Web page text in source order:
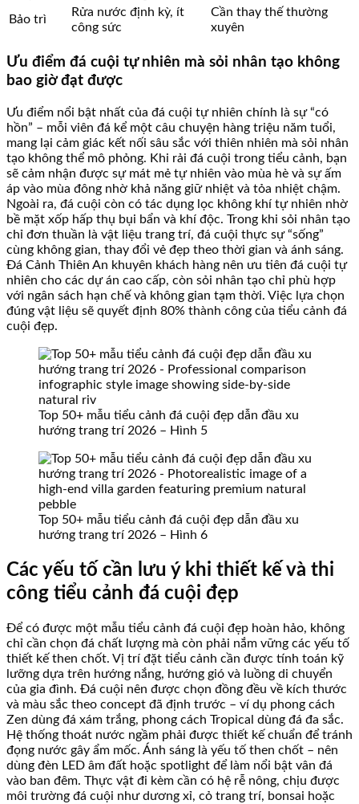
Bảo trì
Rửa nước định kỳ, ít
công sức
Cần thay thế thường
xuyên
Ưu điểm đá cuội tự nhiên mà sỏi nhân tạo không
bao giờ đạt được
Ưu điểm nổi bật nhất của đá cuội tự nhiên chính là sự “có
hồn” – mỗi viên đá kể một câu chuyện hàng triệu năm tuổi,
mang lại cảm giác kết nối sâu sắc với thiên nhiên mà sỏi nhân
tạo không thể mô phỏng. Khi rải đá cuội trong tiểu cảnh, bạn
sẽ cảm nhận được sự mát mẻ tự nhiên vào mùa hè và sự ấm
áp vào mùa đông nhờ khả năng giữ nhiệt và tỏa nhiệt chậm.
Ngoài ra, đá cuội còn có tác dụng lọc không khí tự nhiên nhờ
bề mặt xốp hấp thụ bụi bẩn và khí độc. Trong khi sỏi nhân tạo
chỉ đơn thuần là vật liệu trang trí, đá cuội thực sự “sống”
cùng không gian, thay đổi vẻ đẹp theo thời gian và ánh sáng.
Đá Cảnh Thiên An khuyên khách hàng nên ưu tiên đá cuội tự
nhiên cho các dự án cao cấp, còn sỏi nhân tạo chỉ phù hợp
với ngân sách hạn chế và không gian tạm thời. Việc lựa chọn
đúng vật liệu sẽ quyết định 80% thành công của tiểu cảnh đá
cuội đẹp.
Top 50+ mẫu tiểu cảnh đá cuội đẹp dẫn đầu xu
hướng trang trí 2026 – Hình 5
Top 50+ mẫu tiểu cảnh đá cuội đẹp dẫn đầu xu
hướng trang trí 2026 – Hình 6
Các yếu tố cần lưu ý khi thiết kế và thi
công tiểu cảnh đá cuội đẹp
Để có được một mẫu tiểu cảnh đá cuội đẹp hoàn hảo, không
chỉ cần chọn đá chất lượng mà còn phải nắm vững các yếu tố
thiết kế then chốt. Vị trí đặt tiểu cảnh cần được tính toán kỹ
lưỡng dựa trên hướng nắng, hướng gió và luồng di chuyển
của gia đình. Đá cuội nên được chọn đồng đều về kích thước
và màu sắc theo concept đã định trước – ví dụ phong cách
Zen dùng đá xám trắng, phong cách Tropical dùng đá đa sắc.
Hệ thống thoát nước ngầm phải được thiết kế chuẩn để tránh
đọng nước gây ẩm mốc. Ánh sáng là yếu tố then chốt – nên
dùng đèn LED âm đất hoặc spotlight để làm nổi bật vân đá
vào ban đêm. Thực vật đi kèm cần có hệ rễ nông, chịu được
môi trường đá cuội như dương xỉ, cỏ trang trí, bonsai hoặc